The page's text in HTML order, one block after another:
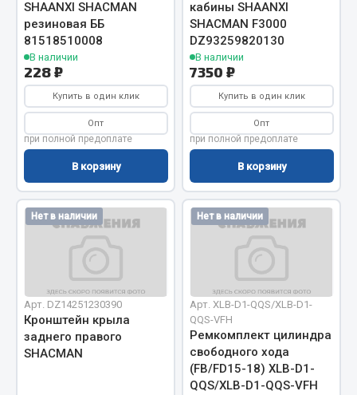
Подогреватели тосола
Весь раздел
Автотовары
Автозвук
Аксессуары автомобильные
Аптечки и знаки автомобильные
Брызговики
Показать ещё
Весь раздел
SHAANXI SHACMAN
резиновая ББ
81518510008
В наличии
228 ₽
Купить в один клик
Опт
при полной предоплате
В корзину
кабины SHAANXI
SHACMAN F3000
DZ93259820130
В наличии
7350 ₽
Купить в один клик
Опт
при полной предоплате
В корзину
Нет в наличии
Арт. DZ14251230390
Кронштейн крыла
заднего правого
SHACMAN
Нет в наличии
Арт. XLB-D1-QQS/XLB-D1-
QQS-VFH
Ремкомплект цилиндра
свободного хода
(FB/FD15-18) XLB-D1-
QQS/XLB-D1-QQS-VFH